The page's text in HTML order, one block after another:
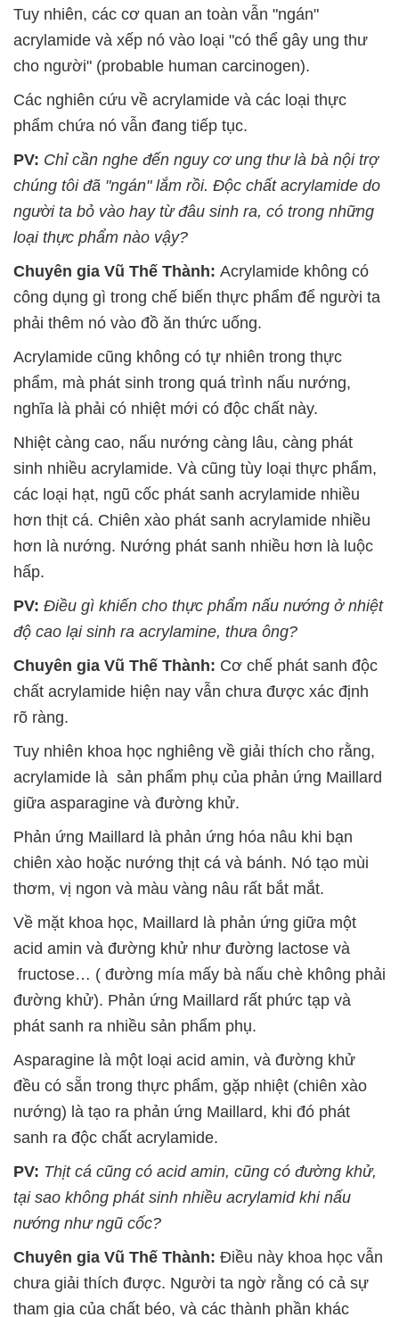
Tuy nhiên, các cơ quan an toàn vẫn "ngán"
acrylamide và xếp nó vào loại "có thể gây ung thư
cho người" (probable human carcinogen).
Các nghiên cứu về acrylamide và các loại thực
phẩm chứa nó vẫn đang tiếp tục.
PV: Chỉ cần nghe đến nguy cơ ung thư là bà nội trợ
chúng tôi đã "ngán" lắm rồi. Độc chất acrylamide do
người ta bỏ vào hay từ đâu sinh ra, có trong những
loại thực phẩm nào vậy?
Chuyên gia Vũ Thế Thành: Acrylamide không có
công dụng gì trong chế biến thực phẩm để người ta
phải thêm nó vào đồ ăn thức uống.
Acrylamide cũng không có tự nhiên trong thực
phẩm, mà phát sinh trong quá trình nấu nướng,
nghĩa là phải có nhiệt mới có độc chất này.
Nhiệt càng cao, nấu nướng càng lâu, càng phát
sinh nhiều acrylamide. Và cũng tùy loại thực phẩm,
các loại hạt, ngũ cốc phát sanh acrylamide nhiều
hơn thịt cá. Chiên xào phát sanh acrylamide nhiều
hơn là nướng. Nướng phát sanh nhiều hơn là luộc
hấp.
PV: Điều gì khiến cho thực phẩm nấu nướng ở nhiệt
độ cao lại sinh ra acrylamine, thưa ông?
Chuyên gia Vũ Thế Thành: Cơ chế phát sanh độc
chất acrylamide hiện nay vẫn chưa được xác định
rõ ràng.
Tuy nhiên khoa học nghiêng về giải thích cho rằng,
acrylamide là sản phẩm phụ của phản ứng Maillard
giữa asparagine và đường khử.
Phản ứng Maillard là phản ứng hóa nâu khi bạn
chiên xào hoặc nướng thịt cá và bánh. Nó tạo mùi
thơm, vị ngon và màu vàng nâu rất bắt mắt.
Về mặt khoa học, Maillard là phản ứng giữa một
acid amin và đường khử như đường lactose và
fructose… ( đường mía mấy bà nấu chè không phải
đường khử). Phản ứng Maillard rất phức tạp và
phát sanh ra nhiều sản phẩm phụ.
Asparagine là một loại acid amin, và đường khử
đều có sẵn trong thực phẩm, gặp nhiệt (chiên xào
nướng) là tạo ra phản ứng Maillard, khi đó phát
sanh ra độc chất acrylamide.
PV: Thịt cá cũng có acid amin, cũng có đường khử,
tại sao không phát sinh nhiều acrylamid khi nấu
nướng như ngũ cốc?
Chuyên gia Vũ Thế Thành: Điều này khoa học vẫn
chưa giải thích được. Người ta ngờ rằng có cả sự
tham gia của chất béo, và các thành phần khác